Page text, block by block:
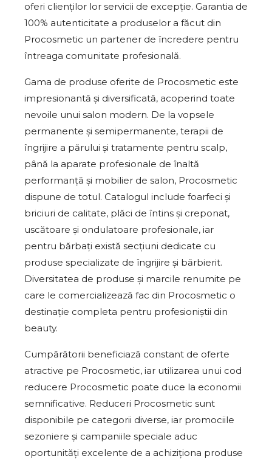
oferi clienților lor servicii de excepție. Garantia de
100% autenticitate a produselor a făcut din
Procosmetic un partener de încredere pentru
întreaga comunitate profesională.
Gama de produse oferite de Procosmetic este
impresionantă și diversificată, acoperind toate
nevoile unui salon modern. De la vopsele
permanente și semipermanente, terapii de
îngrijire a părului și tratamente pentru scalp,
până la aparate profesionale de înaltă
performanță și mobilier de salon, Procosmetic
dispune de totul. Catalogul include foarfeci și
briciuri de calitate, plăci de întins și creponat,
uscătoare și ondulatoare profesionale, iar
pentru bărbați există secțiuni dedicate cu
produse specializate de îngrijire și bărbierit.
Diversitatea de produse și marcile renumite pe
care le comercializează fac din Procosmetic o
destinație completa pentru profesioniştii din
beauty.
Cumpărătorii beneficiază constant de oferte
atractive pe Procosmetic, iar utilizarea unui cod
reducere Procosmetic poate duce la economii
semnificative. Reduceri Procosmetic sunt
disponibile pe categorii diverse, iar promociile
sezoniere și campaniile speciale aduc
oportunități excelente de a achiziţiona produse